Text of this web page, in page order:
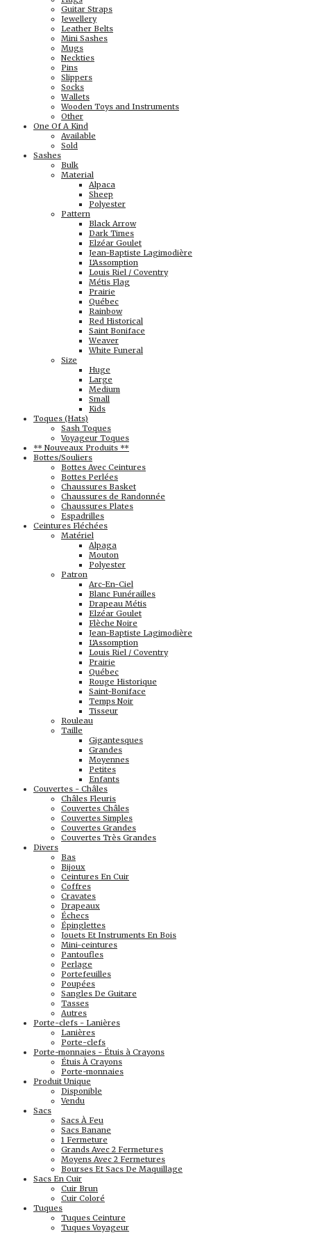
Guitar Straps
Jewellery
Leather Belts
Mini Sashes
Mugs
Neckties
Pins
Slippers
Socks
Wallets
Wooden Toys and Instruments
Other
One Of A Kind
Available
Sold
Sashes
Bulk
Material
Alpaca
Sheep
Polyester
Pattern
Black Arrow
Dark Times
Elzéar Goulet
Jean-Baptiste Lagimodière
L'Assomption
Louis Riel / Coventry
Métis Flag
Prairie
Québec
Rainbow
Red Historical
Saint Boniface
Weaver
White Funeral
Size
Huge
Large
Medium
Small
Kids
Toques (Hats)
Sash Toques
Voyageur Toques
** Nouveaux Produits **
Bottes/Souliers
Bottes Avec Ceintures
Bottes Perlées
Chaussures Basket
Chaussures de Randonnée
Chaussures Plates
Espadrilles
Ceintures Fléchées
Matériel
Alpaga
Mouton
Polyester
Patron
Arc-En-Ciel
Blanc Funérailles
Drapeau Métis
Elzéar Goulet
Flèche Noire
Jean-Baptiste Lagimodière
L'Assomption
Louis Riel / Coventry
Prairie
Québec
Rouge Historique
Saint-Boniface
Temps Noir
Tisseur
Rouleau
Taille
Gigantesques
Grandes
Moyennes
Petites
Enfants
Couvertes - Châles
Châles Fleuris
Couvertes Châles
Couvertes Simples
Couvertes Grandes
Couvertes Très Grandes
Divers
Bas
Bijoux
Ceintures En Cuir
Coffres
Cravates
Drapeaux
Échecs
Épinglettes
Jouets Et Instruments En Bois
Mini-ceintures
Pantoufles
Perlage
Portefeuilles
Poupées
Sangles De Guitare
Tasses
Autres
Porte-clefs - Lanières
Lanières
Porte-clefs
Porte-monnaies - Étuis à Crayons
Étuis À Crayons
Porte-monnaies
Produit Unique
Disponible
Vendu
Sacs
Sacs À Feu
Sacs Banane
1 Fermeture
Grands Avec 2 Fermetures
Moyens Avec 2 Fermetures
Bourses Et Sacs De Maquillage
Sacs En Cuir
Cuir Brun
Cuir Coloré
Tuques
Tuques Ceinture
Tuques Voyageur